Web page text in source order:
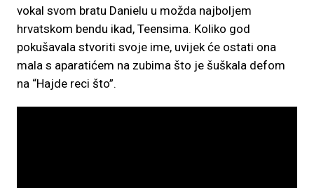
vokal svom bratu Danielu u možda najboljem
hrvatskom bendu ikad, Teensima. Koliko god
pokušavala stvoriti svoje ime, uvijek će ostati ona
mala s aparatićem na zubima što je šuškala defom
na “Hajde reci što”.